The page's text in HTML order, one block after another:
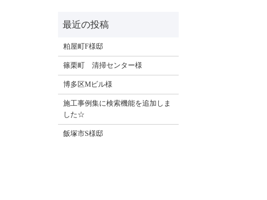
粕屋町F様邸
篠栗町 清掃センター様
博多区Mビル様
施工事例集に検索機能を追加しま
した☆
飯塚市S様邸